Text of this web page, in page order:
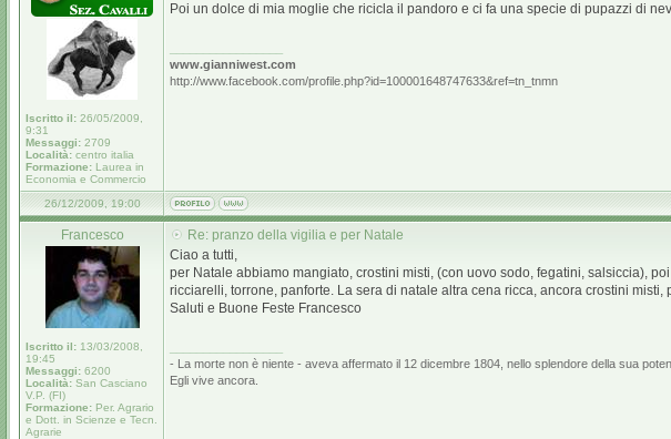
Iscritto il: 26/05/2009,
9:31
Messaggi: 2709
Località: centro italia
Formazione: Laurea in
Economia e Commercio
Poi un dolce di mia moglie che ricicla il pandoro e ci fa una specie di pupazzi di
www.gianniwest.com
http://www.facebook.com/profile.php?id=100001648747633&ref=tn_tnmn
26/12/2009, 19:00
Francesco
Iscritto il: 13/03/2008,
19:45
Messaggi: 6200
Località: San Casciano
V.P. (FI)
Formazione: Per. Agrario
e Dott. in Scienze e Tecn.
Agrarie
Re: pranzo della vigilia e per Natale
Ciao a tutti,
per Natale abbiamo mangiato, crostini misti, (con uovo sodo, fegatini, salsiccia),
ricciarelli, torrone, panforte. La sera di natale altra cena ricca, ancora crostini
Saluti e Buone Feste Francesco
- La morte non è niente - aveva affermato il 12 dicembre 1804, nello splendore della sua
Egli vive ancora.